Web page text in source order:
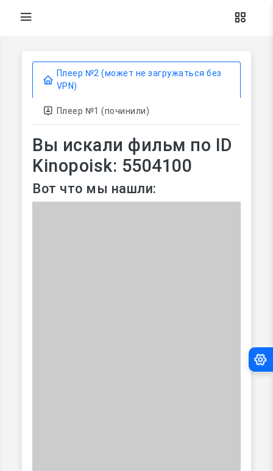
Плеер №2 (может не загружаться без
VPN)
Плеер №1 (починили)
Вы искали фильм по ID
Kinopoisk: 5504100
Вот что мы нашли: